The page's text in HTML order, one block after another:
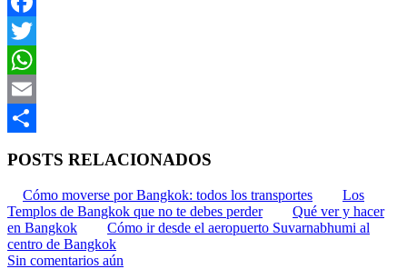
Facebook
Twitter
WhatsApp
Email
POSTS RELACIONADOS
Cómo moverse por Bangkok: todos los transportes
Los
Templos de Bangkok que no te debes perder
Qué ver y hacer
en Bangkok
Cómo ir desde el aeropuerto Suvarnabhumi al
centro de Bangkok
Sin comentarios aún